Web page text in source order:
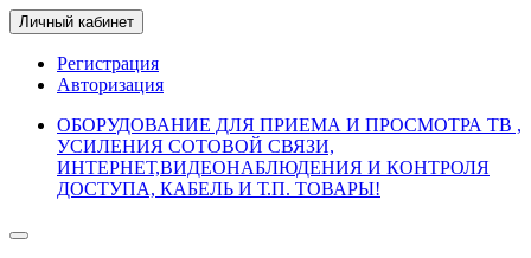
Личный кабинет
Регистрация
Авторизация
ОБОРУДОВАНИЕ ДЛЯ ПРИЕМА И ПРОСМОТРА ТВ ,
УСИЛЕНИЯ СОТОВОЙ СВЯЗИ,
ИНТЕРНЕТ,ВИДЕОНАБЛЮДЕНИЯ И КОНТРОЛЯ
ДОСТУПА, КАБЕЛЬ И Т.П. ТОВАРЫ!